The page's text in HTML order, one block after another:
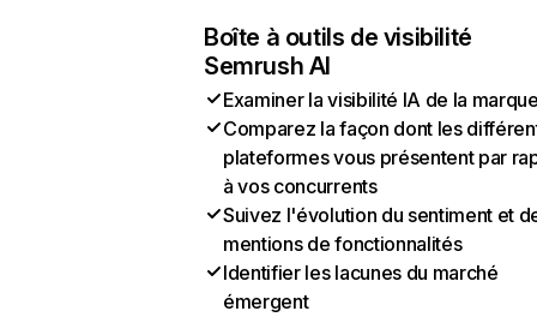
Boîte à outils de visibilité
Semrush AI
Examiner la visibilité IA de la
Comparez la façon dont les
plateformes vous présentent par
à vos concurrents
Suivez l'évolution du sentiment et
mentions de fonctionnalités
Identifier les lacunes du marché
émergent